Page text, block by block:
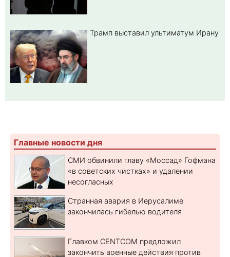
Трамп выставил ультиматум Ирану
Главные новости дня
СМИ обвинили главу «Моссад» Гофмана
«в советских чистках» и удалении
несогласных
Странная авария в Иерусалиме
закончилась гибелью водителя
Главком CENTCOM предложил
закончить военные действия против